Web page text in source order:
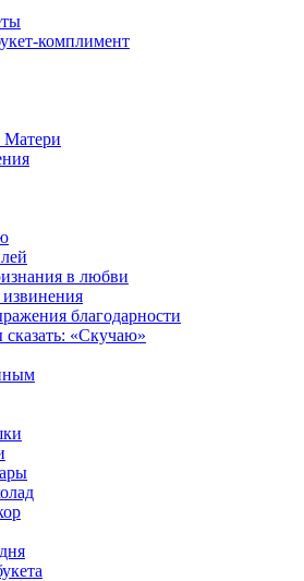
комплимент
Матери
в любви
благодарности
«Скучаю»